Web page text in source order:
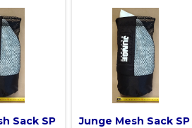
Sack SP
Junge Mesh Sack SP